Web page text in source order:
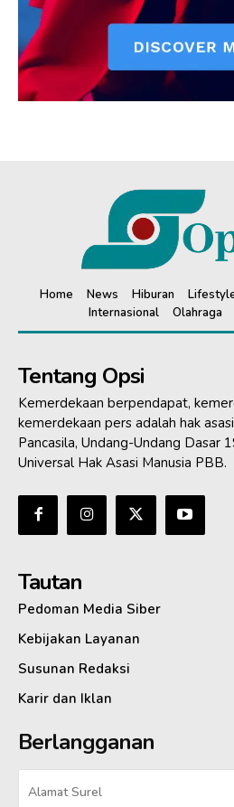
Home News Hiburan
Internasional
Olahraga
Tentang Opsi
Kemerdekaan berpendapat,
kemerdekaan pers adalah hak
Pancasila, Undang-Undang Dasar
Universal Hak Asasi Manusia PBB.
Tautan
Pedoman Media Siber
Kebijakan Layanan
Susunan Redaksi
Karir dan Iklan
Berlangganan